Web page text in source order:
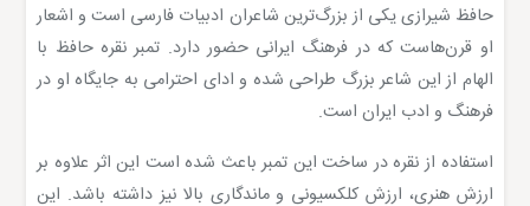
حافظ شیرازی یکی از بزرگ‌ترین شاعران ادبیات فارسی است و اشعار
او قرن‌هاست که در فرهنگ ایرانی حضور دارد. تمبر نقره حافظ با
الهام از این شاعر بزرگ طراحی شده و ادای احترامی به جایگاه او در
فرهنگ و ادب ایران است.
استفاده از نقره در ساخت این تمبر باعث شده است این اثر علاوه بر
ارزش هنری، ارزش کلکسیونی و ماندگاری بالا نیز داشته باشد. این